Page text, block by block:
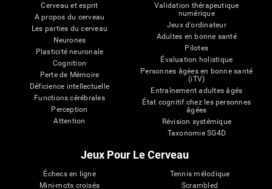
Cerveau et esprit
A propos du cerveau
Les parties du cerveau
Neurones
Plasticité neuronale
Cognition
Perte de Mémoire
Déficience intellectuelle
Functions cérébrales
Perception
Attention
Validation thérapeutique
numérique
Jeux d'ordinateur
Adultes en bonne santé
Pilotes
Évaluation holistique
Personnes âgées en bonne santé
(iTV)
Entraînement adultes âgés
État cognitif chez les personnes
âgées
Révision systémique
Taxonomie SG4D
Jeux Pour Le Cerveau
Échecs en ligne
Mini-mots croisés
Tennis mélodique
Scrambled